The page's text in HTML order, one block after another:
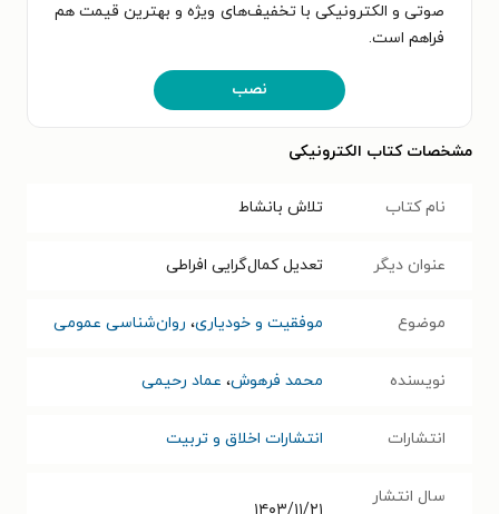
صوتی و الکترونیکی با تخفیف‌های ویژه و بهترین قیمت هم
فراهم است.
نصب
مشخصات کتاب الکترونیکی
نام کتاب تلاش بانشاط
عنوان دیگر تعدیل کمال‌گرایی افراطی
موضوع موفقیت و خودیاری، روان‌شناسی عمومی
نویسنده محمد فرهوش، عماد رحیمی
انتشارات انتشارات اخلاق و تربیت
سال انتشار